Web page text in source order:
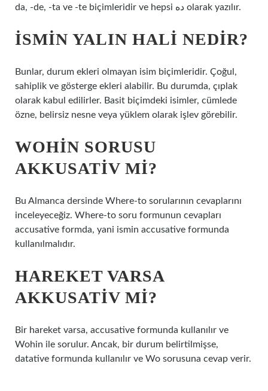
da, -de, -ta ve -te biçimleridir ve hepsi ده olarak yazılır.
İSMIN YALIN HALI NEDIR?
Bunlar, durum ekleri olmayan isim biçimleridir. Çoğul,
sahiplik ve gösterge ekleri alabilir. Bu durumda, çıplak
olarak kabul edilirler. Basit biçimdeki isimler, cümlede
özne, belirsiz nesne veya yüklem olarak işlev görebilir.
WOHIN SORUSU
AKKUSATIV MI?
Bu Almanca dersinde Where-to sorularının cevaplarını
inceleyeceğiz. Where-to soru formunun cevapları
accusative formda, yani ismin accusative formunda
kullanılmalıdır.
HAREKET VARSA
AKKUSATIV MI?
Bir hareket varsa, accusative formunda kullanılır ve
Wohin ile sorulur. Ancak, bir durum belirtilmişse,
datative formunda kullanılır ve Wo sorusuna cevap verir.